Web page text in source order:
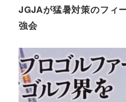
JGJAが猛暑対策のフィ
強会